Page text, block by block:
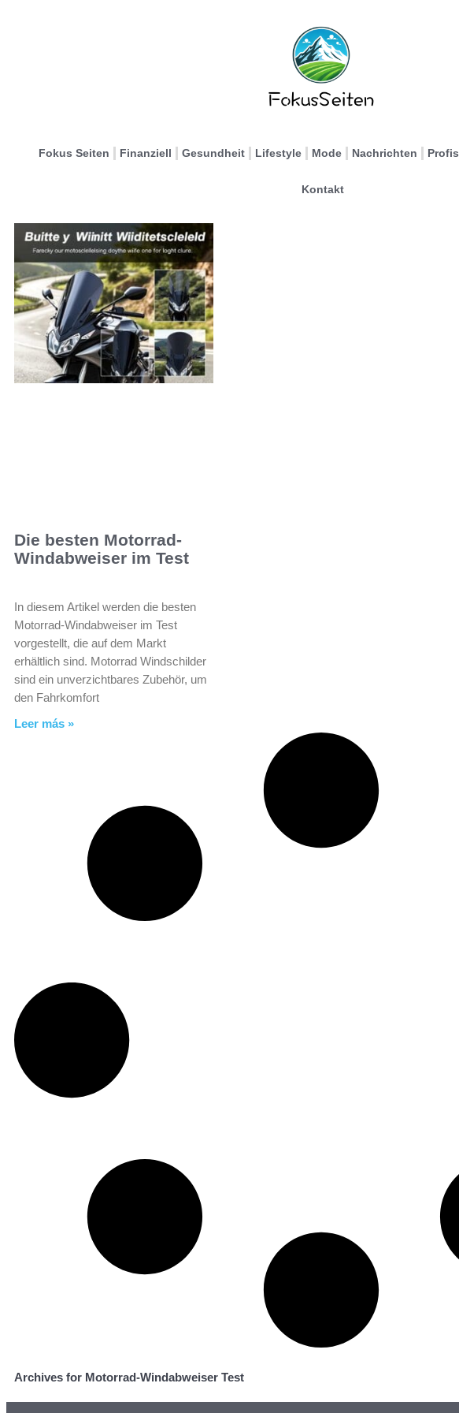
Fokus Seiten Finanziell Gesundheit Lifestyle Mode Nachrichten Profis
Kontakt
Die besten Motorrad-
Windabweiser im Test
In diesem Artikel werden die besten
Motorrad-Windabweiser im Test
vorgestellt, die auf dem Markt
erhältlich sind. Motorrad Windschilder
sind ein unverzichtbares Zubehör, um
den Fahrkomfort
Leer más »
Archives for Motorrad-Windabweiser Test